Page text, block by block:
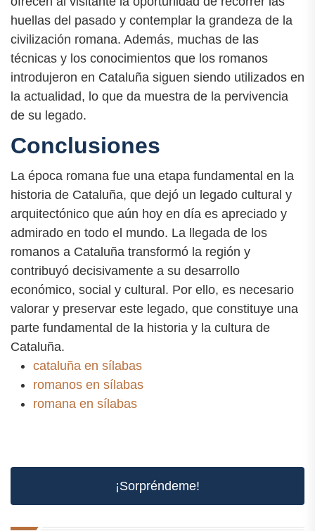
huellas del pasado y contemplar la grandeza de la
civilización romana. Además, muchas de las
técnicas y los conocimientos que los romanos
introdujeron en Cataluña siguen siendo utilizados en
la actualidad, lo que da muestra de la pervivencia
de su legado.
Conclusiones
La época romana fue una etapa fundamental en la
historia de Cataluña, que dejó un legado cultural y
arquitectónico que aún hoy en día es apreciado y
admirado en todo el mundo. La llegada de los
romanos a Cataluña transformó la región y
contribuyó decisivamente a su desarrollo
económico, social y cultural. Por ello, es necesario
valorar y preservar este legado, que constituye una
parte fundamental de la historia y la cultura de
Cataluña.
cataluña en sílabas
romanos en sílabas
romana en sílabas
¡Sorpréndeme!